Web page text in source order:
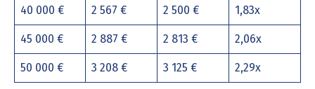
40 000 € 2 567 € 2 500 € 1,83x
45 000 € 2 887 € 2 813 € 2,06x
50 000 € 3 208 € 3 125 € 2,29x